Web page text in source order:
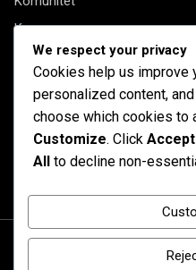
Kryesore
Letërsi
Shqiptarët në biznes
Të tjera
We respect your privacy
Cookies help us improve
personalized content,
choose which cookies to
Customize. Click
All to decline non-